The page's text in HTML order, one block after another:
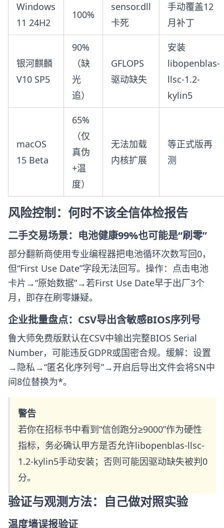
Windows
11 24H2
100%
sensor.dll
卡死
手动覆盖12
月补丁
银河麒麟
V10 SP5
90%
（缺
光
追）
GFLOPS
驱动缺失
安装
libopenblas-
llsc-1.2-
kylin5
macOS
15 Beta
65%
（仅
真伪
+温
度）
无法加载
内核扩展
等正式版再
测
风险控制：何时不该全信体检报告
二手交易场景：电池健康99%也可能是“刷零”
部分翻新商使用专业编程器把电池循环次数写回0，
但“First Use Date”字段无法回写。操作：点击电池
卡片→“原始数据”→若First Use Date早于出厂3个
月，即存在刷零嫌疑。
企业批量盘点：CSV导出含敏感BIOS序列号
鲁大师免费版默认在CSV中输出完整BIOS Serial
Number，可能违反GDPR或国密合规。缓解：设置
→隐私→“匿名化序列号”→开启后导出文件会将SN中
间8位替换为*。
警告
若你在招标书中看到“信创跑分≥9000”作为硬性
指标，务必确认甲方是否允许libopenblas-llsc-
1.2-kylin5手动安装；否则可能因驱动缺失被判0
分。
验证与观测方法：自己做对照实验
温度墙误报验证